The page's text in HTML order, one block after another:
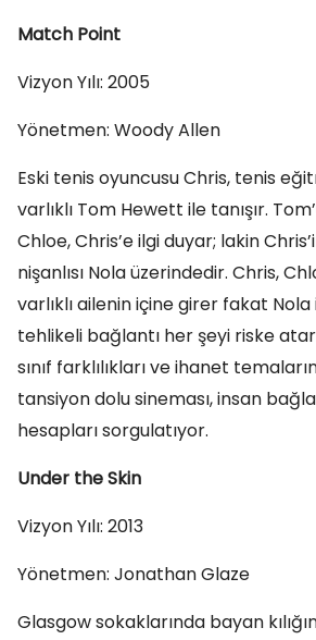
Match Point
Vizyon Yılı: 2005
Yönetmen: Woody Allen
Eski tenis oyuncusu Chris, tenis
varlıklı Tom Hewett ile tanışır.
Chloe, Chris’e ilgi duyar; lakin
nişanlısı Nola üzerindedir. Chris,
varlıklı ailenin içine girer fakat Nola
tehlikeli bağlantı her şeyi riske
sınıf farklılıkları ve ihanet
tansiyon dolu sineması, insan
hesapları sorgulatıyor.
Under the Skin
Vizyon Yılı: 2013
Yönetmen: Jonathan Glaze
Glasgow sokaklarında bayan